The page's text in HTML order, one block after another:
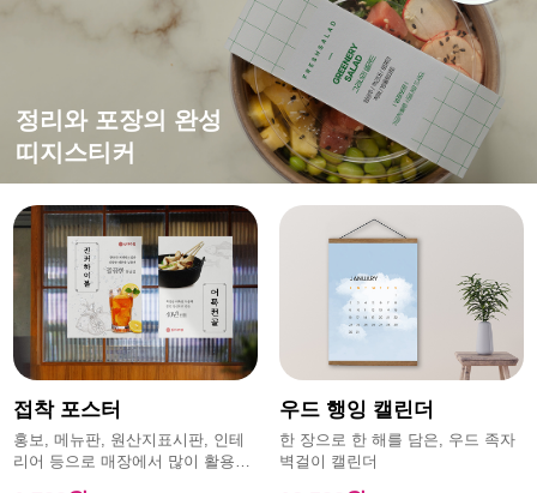
떨어지지 않는 강한 접착력
특수초강접스티커
평범한 엽서에 감성을 더하면?
캔버스엽서
홍보,이벤트에 효과적인
모양엽서
정리와 포장의 완성
띠지스티커
접착 포스터
홍보, 메뉴판, 원산지표시판, 인테
리어 등으로 매장에서 많이 활용하
우드 행잉 캘린더
한 장으로 한 해를 담은, 우드 족자
벽걸이 캘린더